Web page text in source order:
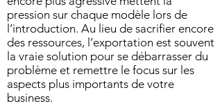
pression sur chaque modèle lors de
l’introduction. Au lieu de sacrifier encore
des ressources, l’exportation est souvent
la vraie solution pour se débarrasser du
problème et remettre le focus sur les
aspects plus importants de votre
business.